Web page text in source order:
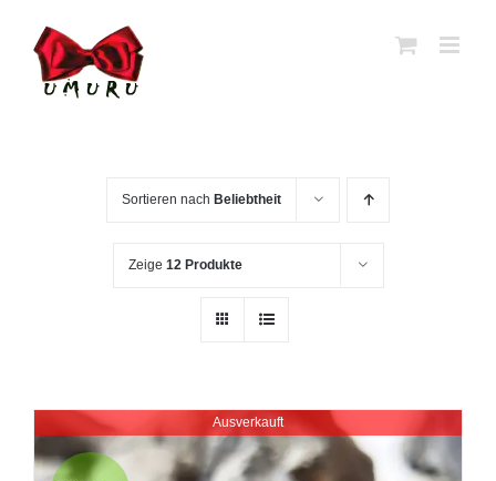
Inhalt
springen
Sortieren nach Beliebtheit
Zeige 12 Produkte
Ausverkauft